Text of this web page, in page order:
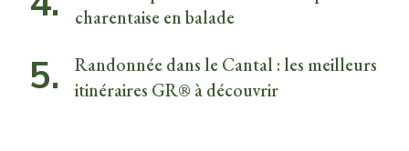
charentaise en balade
Randonnée dans le Cantal : les meilleurs
itinéraires GR® à découvrir